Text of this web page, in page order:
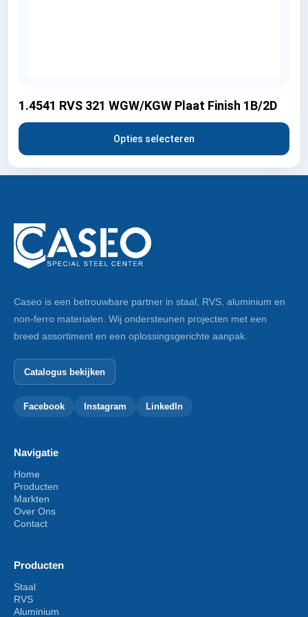
1.4541 RVS 321 WGW/KGW Plaat Finish 1B/2D
Opties selecteren
Caseo is een betrouwbare partner in staal, RVS, aluminium en
non-ferro materialen. Wij ondersteunen projecten met een
breed assortiment en een oplossingsgerichte aanpak.
Catalogus bekijken
Facebook Instagram LinkedIn
Navigatie
Home
Producten
Markten
Over Ons
Contact
Producten
Staal
RVS
Aluminium